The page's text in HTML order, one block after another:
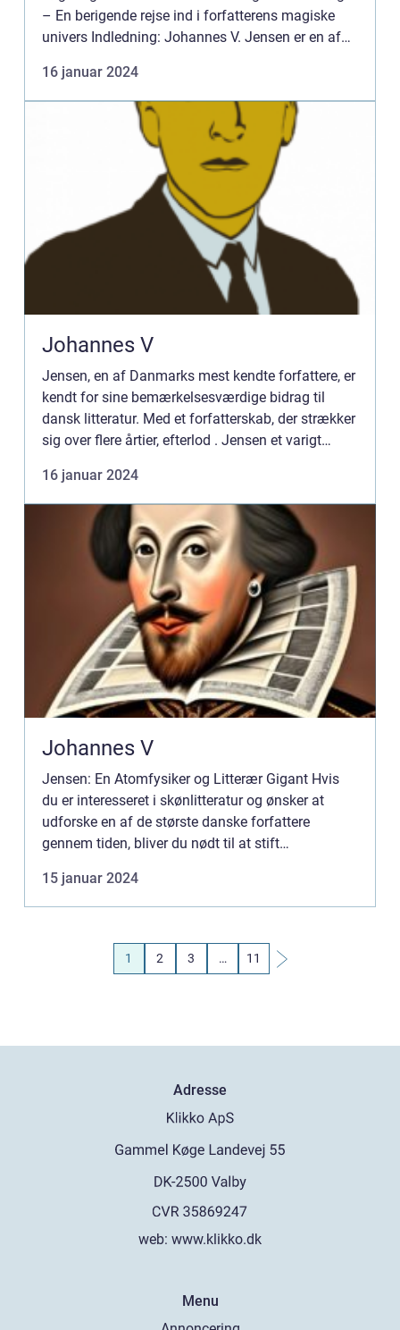
– En berigende rejse ind i forfatterens magiske
univers Indledning: Johannes V. Jensen er en af
tiderne. ...
16 januar 2024
Johannes V
Jensen, en af Danmarks mest kendte forfattere, er
kendt for sine bemærkelsesværdige bidrag til
dansk litteratur. Med et forfatterskab, der strækker
sig over flere årtier, efterlod . Jensen et varigt
16 januar 2024
Johannes V
Jensen: En Atomfysiker og Litterær Gigant Hvis
du er interesseret i skønlitteratur og ønsker at
udforske en af de største danske forfattere
gennem tiden, bliver du nødt til at stift
revolutionerende skikkelse inde...
15 januar 2024
1 2 3 … 11
Adresse
web: www.klikko.dk
Menu